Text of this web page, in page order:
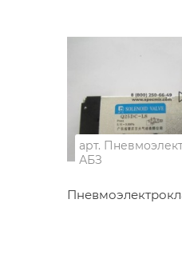
арт.
АБЗ